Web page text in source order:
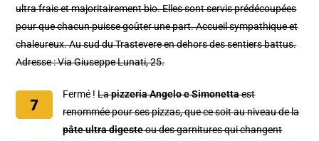
ultra frais et majoritairement bio. Elles sont servis prédécoupées
pour que chacun puisse goûter une part. Accueil sympathique et
chaleureux. Au sud du Trastevere en dehors des sentiers battus.
Adresse : Via Giuseppe Lunati, 25.
Fermé !Lapizzeria Angelo e Simonettaest
renommée pour ses pizzas, que ce soit au niveau de la
pâte ultra digesteou des garnitures qui changent